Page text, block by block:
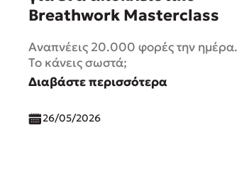
Breathwork Masterclass
Αναπνέεις 20.000 φορές την ημέρα.
Το κάνεις σωστά;
Διαβάστε περισσότερα
26/05/2026